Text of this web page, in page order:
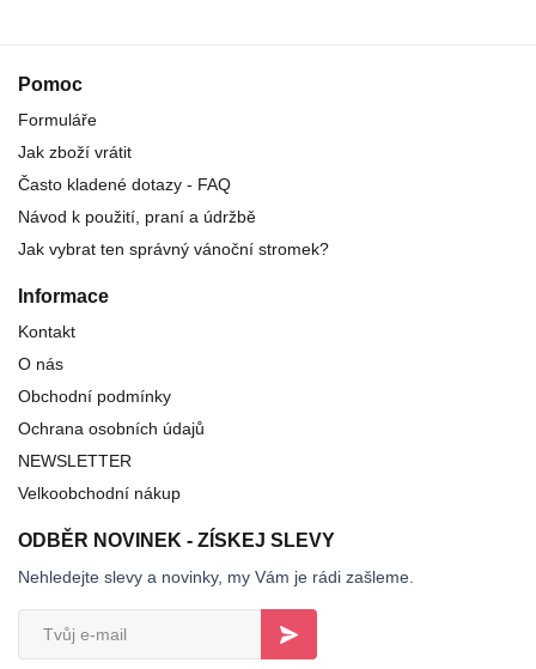
Pomoc
Formuláře
Jak zboží vrátit
Často kladené dotazy - FAQ
Návod k použití, praní a údržbě
Jak vybrat ten správný vánoční stromek?
Informace
Kontakt
O nás
Obchodní podmínky
Ochrana osobních údajů
NEWSLETTER
Velkoobchodní nákup
ODBĚR NOVINEK - ZÍSKEJ SLEVY
Nehledejte slevy a novinky, my Vám je rádi zašleme.